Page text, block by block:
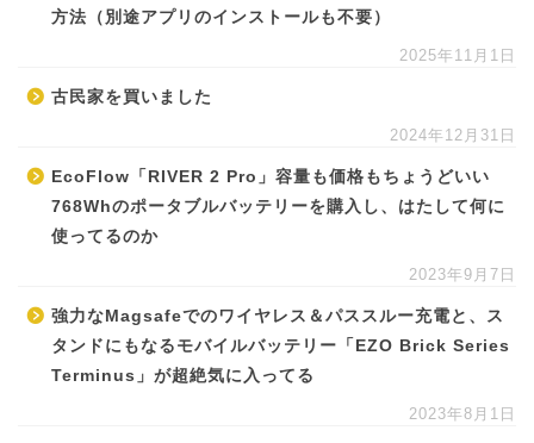
方法（別途アプリのインストールも不要）
2025年11月1日
古民家を買いました
2024年12月31日
EcoFlow「RIVER 2 Pro」容量も価格もちょうどいい
768Whのポータブルバッテリーを購入し、はたして何に
使ってるのか
2023年9月7日
強力なMagsafeでのワイヤレス＆パススルー充電と、ス
タンドにもなるモバイルバッテリー「EZO Brick Series
Terminus」が超絶気に入ってる
2023年8月1日